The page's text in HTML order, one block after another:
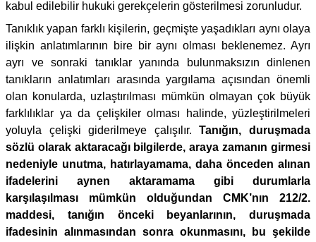
kabul edilebilir hukuki gerekçelerin gösterilmesi zorunludur.
Tanıklık yapan farklı kişilerin, geçmişte yaşadıkları aynı olaya
ilişkin anlatımlarının bire bir aynı olması beklenemez. Ayrı
ayrı ve sonraki tanıklar yanında bulunmaksızın dinlenen
tanıkların anlatımları arasında yargılama açısından önemli
olan konularda, uzlaştırılması mümkün olmayan çok büyük
farklılıklar ya da çelişkiler olması halinde, yüzleştirilmeleri
yoluyla çelişki giderilmeye çalışılır.Tanığın, duruşmada
sözlü olarak aktaracağı bilgilerde, araya zamanın girmesi
nedeniyle unutma, hatırlayamama, daha önceden alınan
ifadelerini aynen aktaramama gibi durumlarla
karşılaşılması mümkün olduğundan CMK’nın 212/2.
maddesi, tanığın önceki beyanlarının, duruşmada
ifadesinin alınmasından sonra okunmasını, bu şekilde